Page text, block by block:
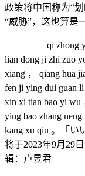
政策将中国称为“
“威胁”，这也算是
qi zhong yao
lian dong ji zhi zuo
xiang ， qiang hua
fen ji ying dui guan
xin xi tian bao yi wu
ying bao zhang
kang xu qiu 。「い
将于2023年9月29
辑：卢昱君